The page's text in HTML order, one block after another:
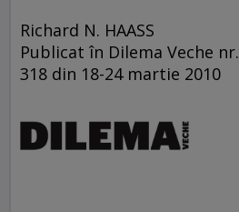
Richard N. HAASS
Publicat în Dilema Veche nr.
318 din 18-24 martie 2010